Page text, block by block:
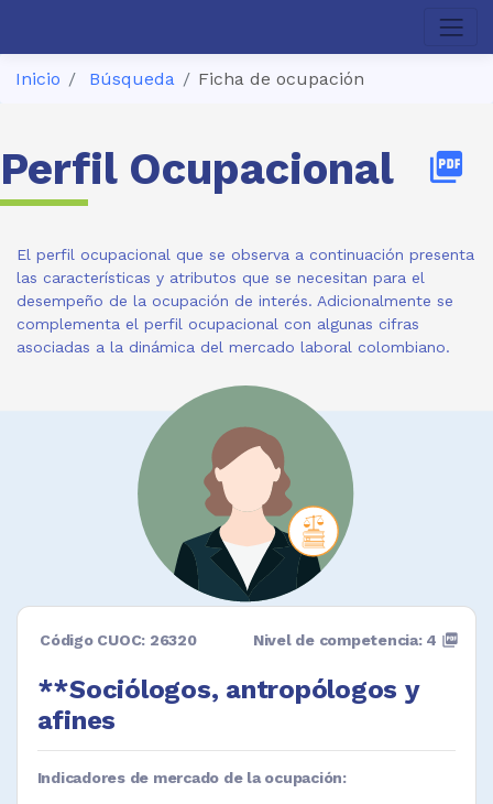
Inicio Búsqueda Ficha de ocupación
Perfil Ocupacional picture_as_pdf
El perfil ocupacional que se observa a continuación presenta
las características y atributos que se necesitan para el
desempeño de la ocupación de interés. Adicionalmente se
complementa el perfil ocupacional con algunas cifras
asociadas a la dinámica del mercado laboral colombiano.
Código CUOC: 26320
**Sociólogos, antropólogos y
afines
Nivel de competencia: 4 picture_as_pdf
Indicadores de mercado de la ocupación: